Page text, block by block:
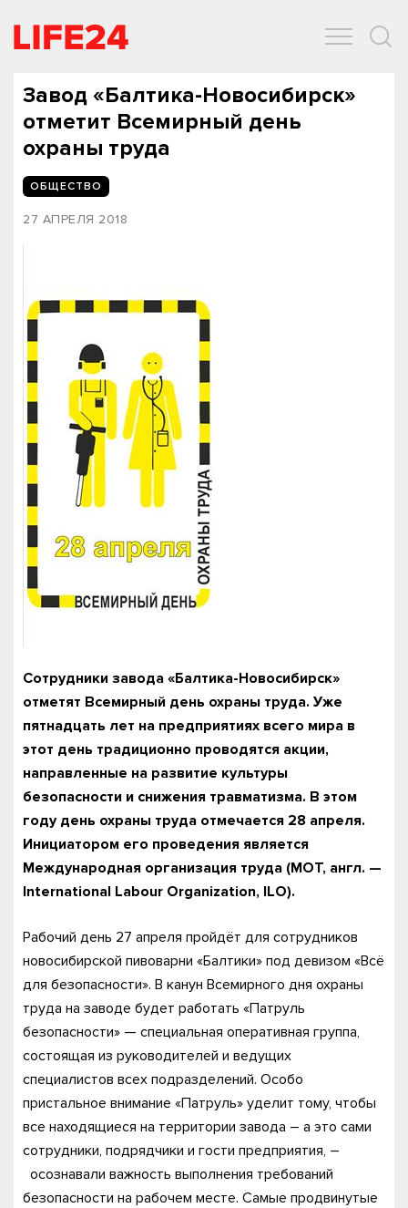
Завод «Балтика-Новосибирск»
отметит Всемирный день
охраны труда
ОБЩЕСТВО
27 АПРЕЛЯ 2018
Сотрудники завода «Балтика-Новосибирск»
отметят Всемирный день охраны труда. Уже
пятнадцать лет на предприятиях всего мира в
этот день традиционно проводятся акции,
направленные на развитие культуры
безопасности и снижения травматизма. В этом
году день охраны труда отмечается 28 апреля.
Инициатором его проведения является
Международная организация труда (МОТ, англ. —
International Labour Organization, ILO).
Рабочий день 27 апреля пройдёт для сотрудников
новосибирской пивоварни «Балтики» под девизом «Всё
для безопасности». В канун Всемирного дня охраны
труда на заводе будет работать «Патруль
безопасности» — специальная оперативная группа,
состоящая из руководителей и ведущих
специалистов всех подразделений. Особо
пристальное внимание «Патруль» уделит тому, чтобы
все находящиеся на территории завода – а это сами
сотрудники, подрядчики и гости предприятия, –
осознавали важность выполнения требований
безопасности на рабочем месте. Самые продвинутые